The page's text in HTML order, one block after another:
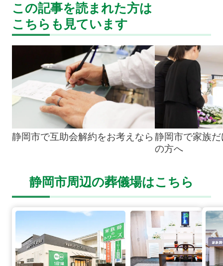
この記事を読まれた方は
こちらも見ています
静岡市で互助会解約をお考えなら 静岡市で家族
の方へ
静岡市周辺の葬儀場はこちら
静岡富士見台の詳細へ 静